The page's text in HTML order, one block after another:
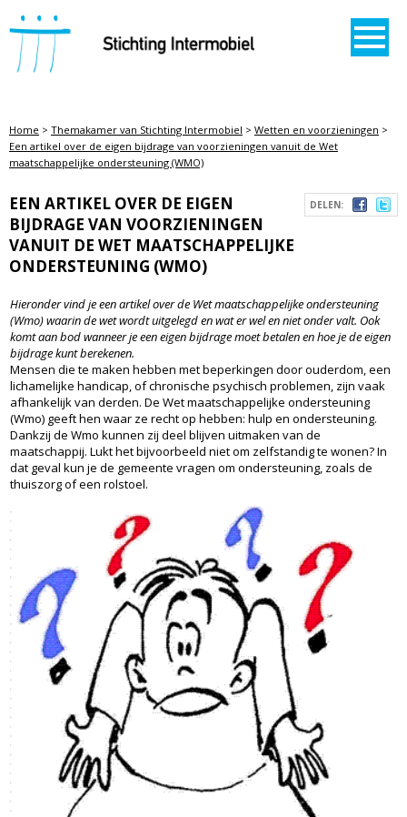
STICHTING INTERMOBIEL
Home > Themakamer van Stichting Intermobiel > Wetten en voorzieningen >
Een artikel over de eigen bijdrage van voorzieningen vanuit de Wet
maatschappelijke ondersteuning (WMO)
DELEN:
EEN ARTIKEL OVER DE EIGEN
BIJDRAGE VAN VOORZIENINGEN
VANUIT DE WET MAATSCHAPPELIJKE
ONDERSTEUNING (WMO)
Hieronder vind je een artikel over de Wet maatschappelijke ondersteuning
(Wmo) waarin de wet wordt uitgelegd en wat er wel en niet onder valt. Ook
komt aan bod wanneer je een eigen bijdrage moet betalen en hoe je de eigen
bijdrage kunt berekenen.
Mensen die te maken hebben met beperkingen door ouderdom, een
lichamelijke handicap, of chronische psychisch problemen, zijn vaak
afhankelijk van derden. De Wet maatschappelijke ondersteuning
(Wmo) geeft hen waar ze recht op hebben: hulp en ondersteuning.
Dankzij de Wmo kunnen zij deel blijven uitmaken van de
maatschappij. Lukt het bijvoorbeeld niet om zelfstandig te wonen? In
dat geval kun je de gemeente vragen om ondersteuning, zoals de
thuiszorg of een rolstoel.